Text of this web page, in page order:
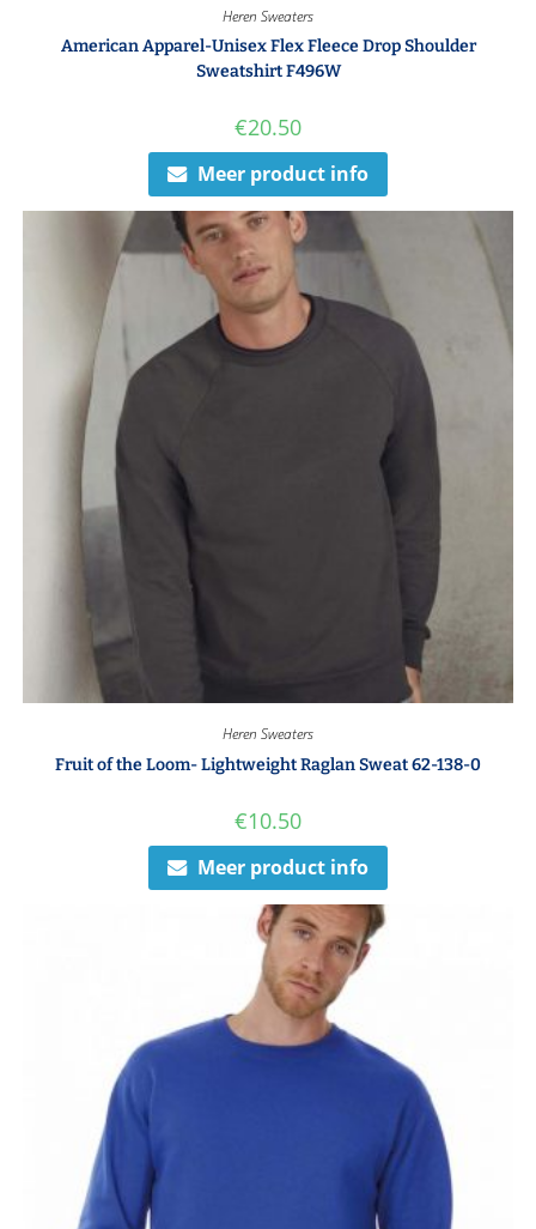
Heren Sweaters
American Apparel-Unisex Flex Fleece Drop Shoulder
Sweatshirt F496W
€20.50
Meer product info
Heren Sweaters
Fruit of the Loom- Lightweight Raglan Sweat 62-138-0
€10.50
Meer product info